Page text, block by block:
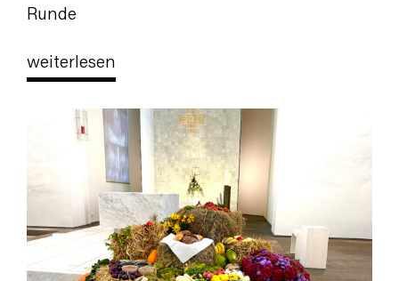
Runde
weiterlesen